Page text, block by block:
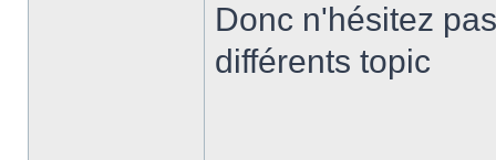
Donc n'hésitez
différents topic